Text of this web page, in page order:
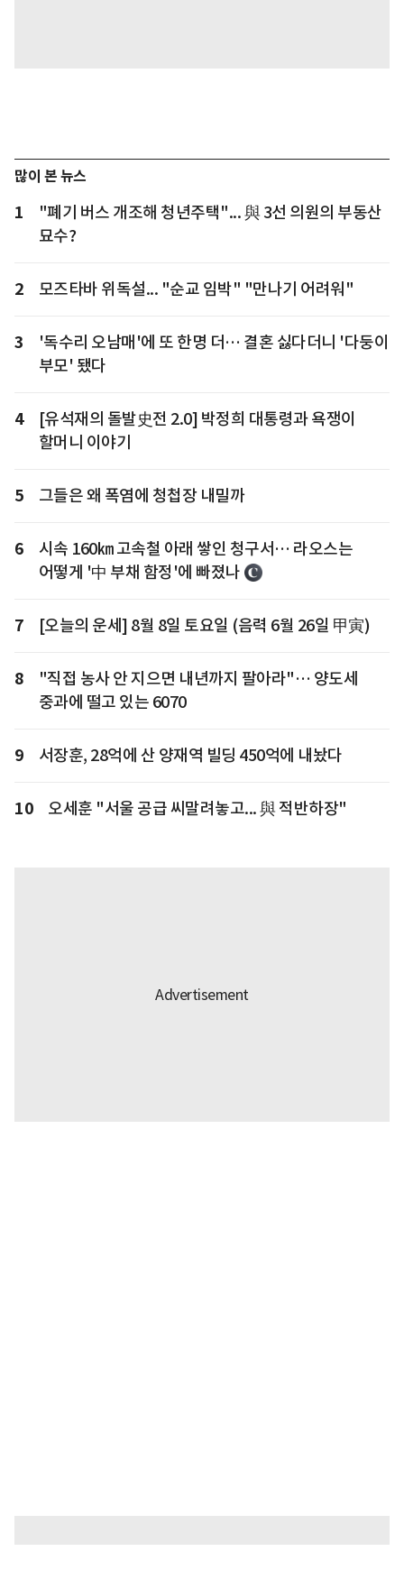
많이 본 뉴스
1
"폐기 버스 개조해 청년주택"... 與 3선 의원의 부동산
묘수?
2 모즈타바 위독설... "순교 임박" "만나기 어려워"
3
'독수리 오남매'에 또 한명 더… 결혼 싫다더니 '다둥이
부모' 됐다
4
[유석재의 돌발史전 2.0] 박정희 대통령과 욕쟁이
할머니 이야기
5 그들은 왜 폭염에 청첩장 내밀까
6
시속 160㎞ 고속철 아래 쌓인 청구서… 라오스는
어떻게 '中 부채 함정'에 빠졌나
7 [오늘의 운세] 8월 8일 토요일 (음력 6월 26일 甲寅)
8
"직접 농사 안 지으면 내년까지 팔아라"… 양도세
중과에 떨고 있는 6070
9 서장훈, 28억에 산 양재역 빌딩 450억에 내놨다
10 오세훈 "서울 공급 씨말려놓고... 與 적반하장"